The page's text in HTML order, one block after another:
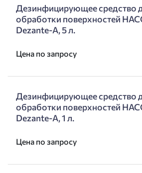
Дезинфицирующее средство
обработки поверхностей
Dezante-A, 5 л.
Цена по запросу
Дезинфицирующее средство
обработки поверхностей
Dezante-A, 1 л.
Цена по запросу